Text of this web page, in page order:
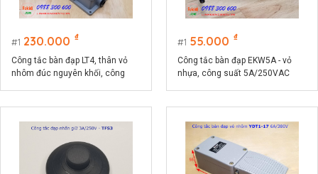
1 230.000 ₫
Công tắc bàn đạp LT4, thân vỏ
nhôm đúc nguyên khối, công
1 55.000 ₫
Công tắc bàn đạp EKW5A - vỏ
nhựa, công suất 5A/250VAC